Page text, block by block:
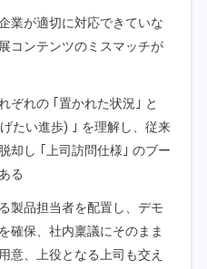
業が適切に対応できていな
コンテンツのミスマッチが
ぞれの ｢置かれた状況｣ と
たい進歩) ｣ を理解し、従来
却し ｢上司訪問仕様｣ のブー
る
製品担当者を配置し、デモ
確保、社内稟議にそのまま
意、上役となる上司も交え